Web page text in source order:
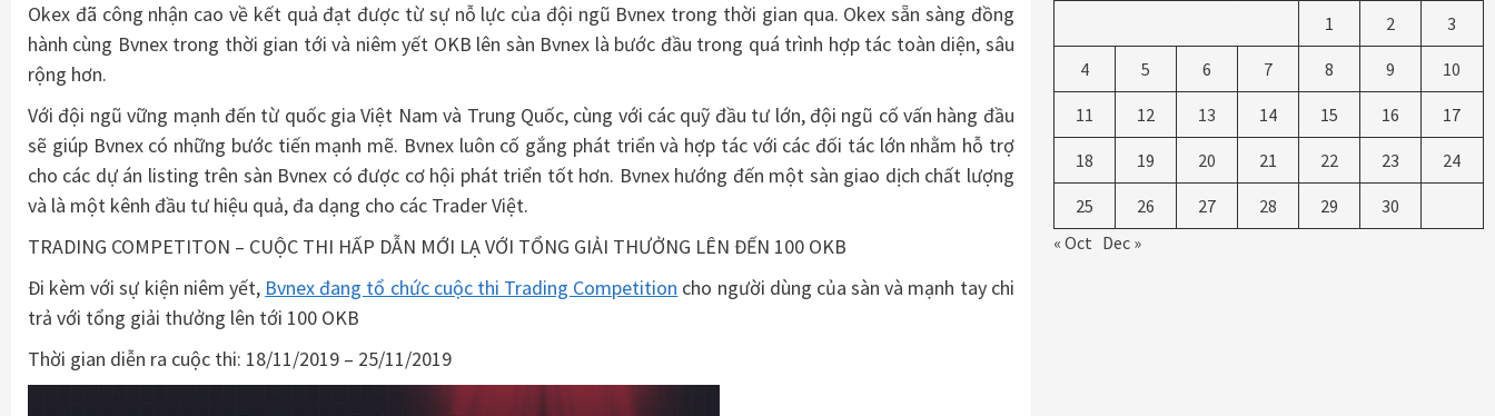
Okex đã công nhận cao về kết quả đạt được từ sự nỗ lực của đội ngũ Bvnex trong thời gian qua. Okex sẵn sàng đồng
hành cùng Bvnex trong thời gian tới và niêm yết OKB lên sàn Bvnex là bước đầu trong quá trình hợp tác toàn diện, sâu
rộng hơn.
Với đội ngũ vững mạnh đến từ quốc gia Việt Nam và Trung Quốc, cùng với các quỹ đầu tư lớn, đội ngũ cố vấn hàng đầu
sẽ giúp Bvnex có những bước tiến mạnh mẽ. Bvnex luôn cố gắng phát triển và hợp tác với các đối tác lớn nhằm hỗ trợ
cho các dự án listing trên sàn Bvnex có được cơ hội phát triển tốt hơn. Bvnex hướng đến một sàn giao dịch chất lượng
và là một kênh đầu tư hiệu quả, đa dạng cho các Trader Việt.
TRADING COMPETITON – CUỘC THI HẤP DẪN MỚI LẠ VỚI TỔNG GIẢI THƯỞNG LÊN ĐẾN 100 OKB
Đi kèm với sự kiện niêm yết, Bvnex đang tổ chức cuộc thi Trading Competition cho người dùng của sàn và mạnh tay chi
trả với tổng giải thưởng lên tới 100 OKB
Thời gian diễn ra cuộc thi: 18/11/2019 – 25/11/2019
1
2 3
4 5 6 7 8 9 10
11 12 13 14 15 16 17
18 19 20 21 22 23 24
25 26 27 28 29
30
« Oct Dec »